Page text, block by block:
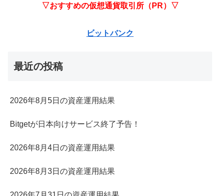
▽おすすめの仮想通貨取引所（PR）▽
ビットバンク
最近の投稿
2026年8月5日の資産運用結果
Bitgetが日本向けサービス終了予告！
2026年8月4日の資産運用結果
2026年8月3日の資産運用結果